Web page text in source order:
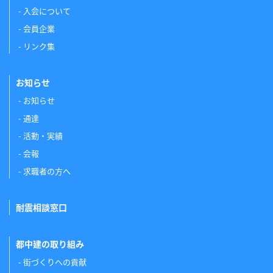
入会について
会員企業
リンク集
お知らせ
お知らせ
通達
活動・実績
会報
求職者の方へ
耐震相談窓口
都中建の取り組み
街づくりへの貢献